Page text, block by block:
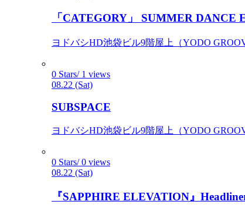
「CATEGORY」 SUMMER DANCE
ヨドバシHD池袋ビル9階屋上（YODO
0 Stars/ 1 views
08.22 (Sat)
SUBSPACE
ヨドバシHD池袋ビル9階屋上（YODO
0 Stars/ 0 views
08.22 (Sat)
『SAPPHIRE ELEVATION』